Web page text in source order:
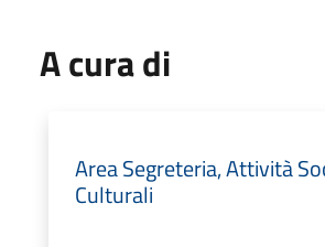
A cura di
Area Segreteria, Attività
Culturali